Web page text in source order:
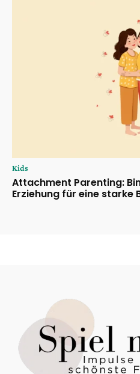
Kids
Attachment Parenting:
Erziehung für eine starke